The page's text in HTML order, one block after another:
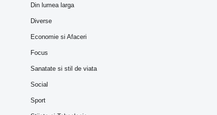
Din lumea larga
Diverse
Economie si Afaceri
Focus
Sanatate si stil de viata
Social
Sport